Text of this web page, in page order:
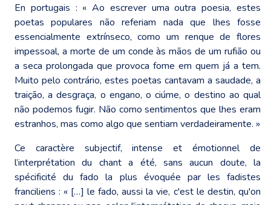
En portugais : « Ao escrever uma outra poesia, estes
poetas populares não referiam nada que lhes fosse
essencialmente extrínseco, como um renque de flores
impessoal, a morte de um conde às mãos de um rufião ou
a seca prolongada que provoca fome em quem já a tem.
Muito pelo contrário, estes poetas cantavam a saudade, a
traição, a desgraça, o engano, o ciúme, o destino ao qual
não podemos fugir. Não como sentimentos que lhes eram
estranhos, mas como algo que sentiam verdadeiramente. »
Ce caractère subjectif, intense et émotionnel de
l’interprétation du chant a été, sans aucun doute, la
spécificité du fado la plus évoquée par les fadistes
franciliens : « […] le fado, aussi la vie, c'est le destin, qu'on